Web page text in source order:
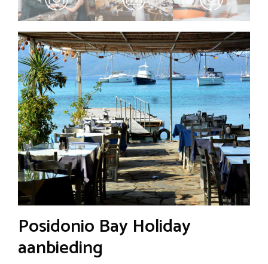
Posidonio Bay Holiday
aanbieding